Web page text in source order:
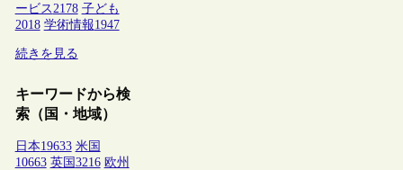
ービス 2178 子ども
2018 学術情報1947
続きを見る
キーワードから検
索（国・地域）
日本19633 米国
10663 英国 3216 欧州